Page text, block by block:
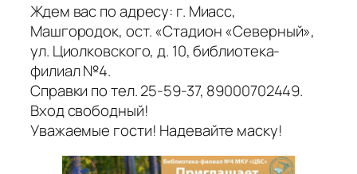
Ждем вас по адресу: г. Миасс,
Машгородок, ост. «Стадион «Северный»,
ул. Циолковского, д. 10, библиотека-
филиал №4.
Справки по тел. 25-59-37, 89000702449.
Вход свободный!
Уважаемые гости! Надевайте маску!